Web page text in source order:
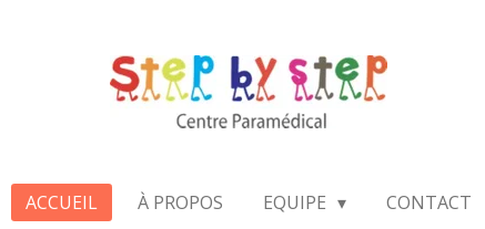
ACCUEIL À PROPOS EQUIPE CONTACT